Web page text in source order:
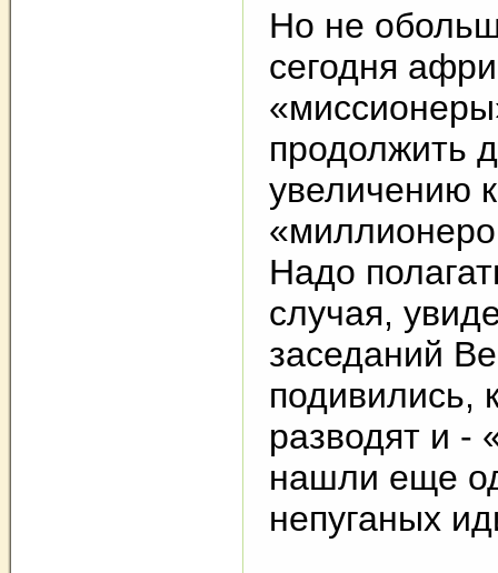
Но не
сегодня
продолжить
увеличению
Надо
случая,
заседаний
подивились,
разводят и -
нашли еще
непуганых